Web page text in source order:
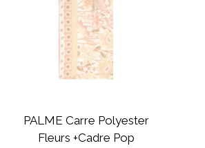
PALME Carre Polyester
Fleurs +Cadre Pop